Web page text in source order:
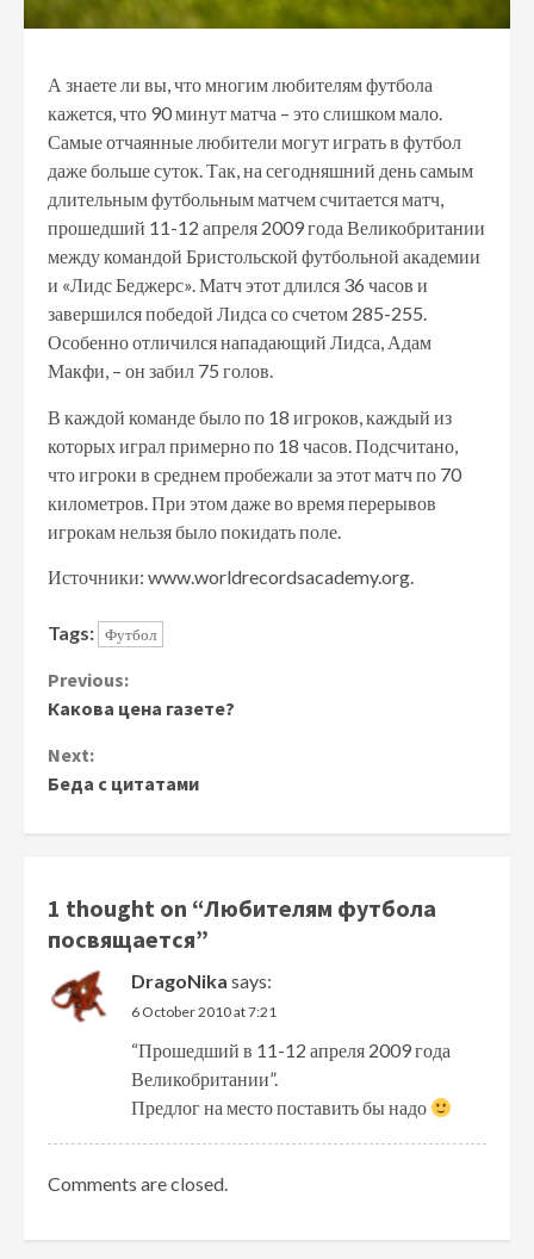
А знаете ли вы, что многим любителям футбола
кажется, что 90 минут матча – это слишком мало.
Самые отчаянные любители могут играть в футбол
даже больше суток. Так, на сегодняшний день самым
длительным футбольным матчем считается матч,
прошедший 11-12 апреля 2009 года Великобритании
между командой Бристольской футбольной академии
и «Лидс Беджерс». Матч этот длился 36 часов и
завершился победой Лидса со счетом 285-255.
Особенно отличился нападающий Лидса, Адам
Макфи, – он забил 75 голов.
В каждой команде было по 18 игроков, каждый из
которых играл примерно по 18 часов. Подсчитано,
что игроки в среднем пробежали за этот матч по 70
километров. При этом даже во время перерывов
игрокам нельзя было покидать поле.
Источники: www.worldrecordsacademy.org.
Tags: Футбол
Continue
Reading
Previous:
Какова цена газете?
Next:
Беда с цитатами
1 thought on “Любителям футбола
посвящается”
DragoNika says:
6 October 2010 at 7:21
“Прошедший в 11-12 апреля 2009 года
Великобритании”.
Предлог на место поставить бы надо
Comments are closed.